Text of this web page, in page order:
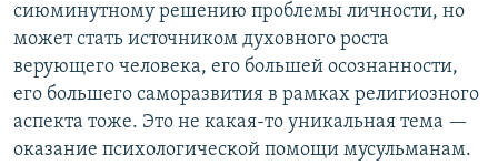
сиюминутному решению проблемы личности, но
может стать источником духовного роста
верующего человека, его большей осознанности,
его большего саморазвития в рамках религиозного
аспекта тоже. Это не какая-то уникальная тема —
оказание психологической помощи мусульманам.